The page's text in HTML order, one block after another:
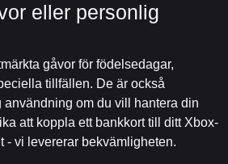
eller personlig
gåvor för födelsedagar,
tillfällen. De är också
om du vill hantera din
att koppla ett bankkort till ditt Xbox-
- vi levererar bekvämligheten.